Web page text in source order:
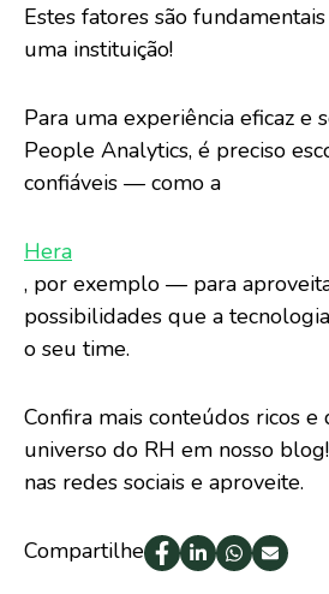
Estes fatores são
uma instituição!
Para uma experiência eficaz e
People Analytics, é preciso
confiáveis — como a
Hera
, por exemplo — para
possibilidades que a
o seu time.
Confira mais conteúdos ricos e
universo do RH em nosso
nas redes sociais e aproveite.
Compartilhe